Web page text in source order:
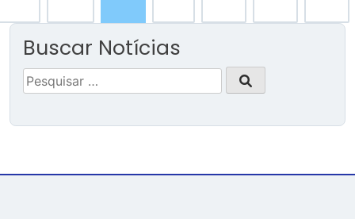
Buscar Notícias
Pesquisar
por: